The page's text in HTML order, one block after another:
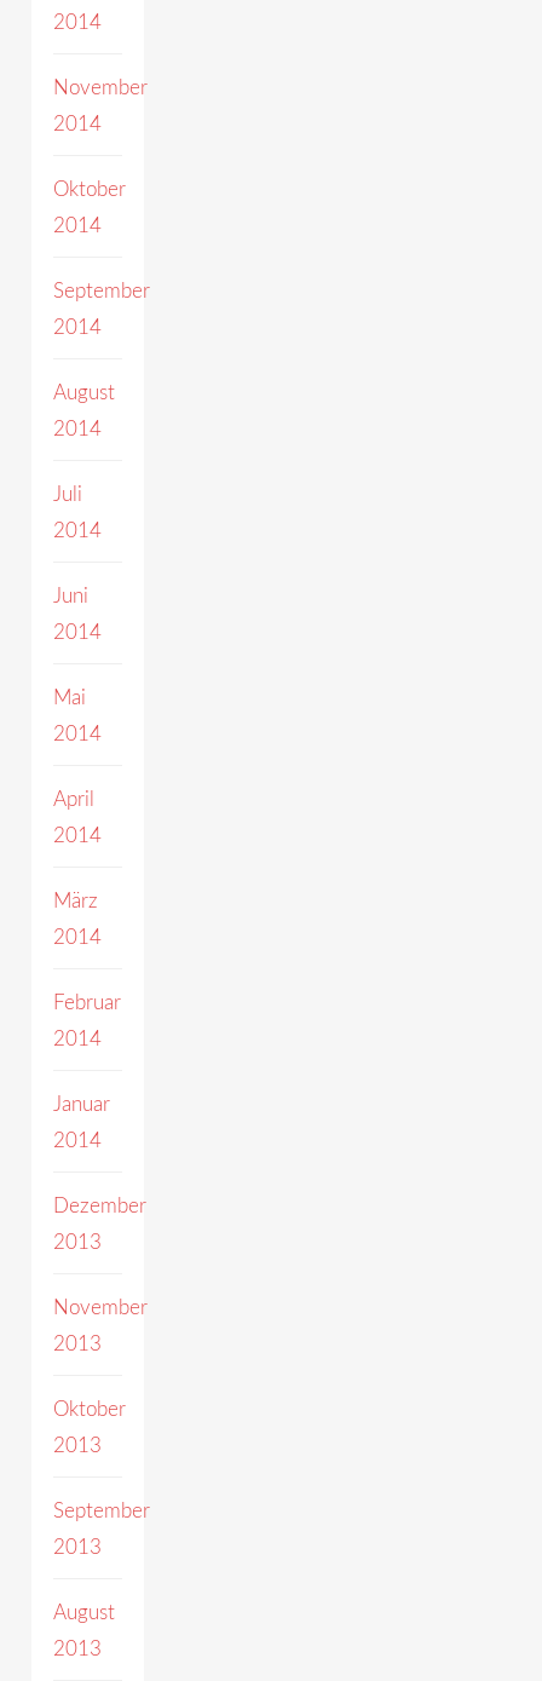
2014
November
2014
Oktober
2014
September
2014
August
2014
Juli
2014
Juni
2014
Mai
2014
April
2014
März
2014
Februar
2014
Januar
2014
Dezember
2013
November
2013
Oktober
2013
September
2013
August
2013